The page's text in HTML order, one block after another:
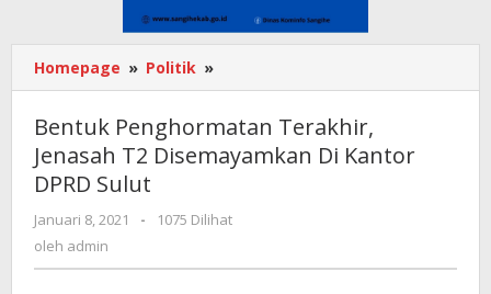
Homepage » Politik »
Penghormatan
Jenasah
T2
Kantor
Sulut
Bentuk Penghormatan Terakhir,
Jenasah T2 Disemayamkan Di Kantor
DPRD Sulut
Januari 8, 2021
oleh
-
1075 Dilihat
oleh admin